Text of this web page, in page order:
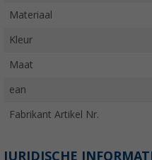
Materiaal
Kleur
Maat
ean
Fabrikant Artikel Nr.
JURIDISCHE